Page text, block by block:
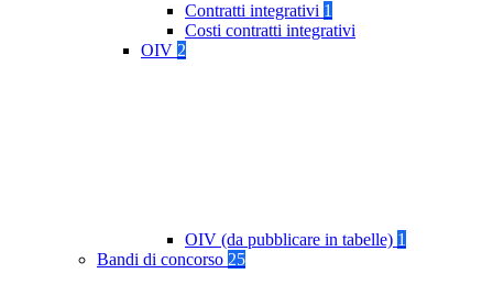
Contratti integrativi 1
Costi contratti integrativi
OIV 2
OIV (da pubblicare in tabelle) 1
Bandi di concorso 25